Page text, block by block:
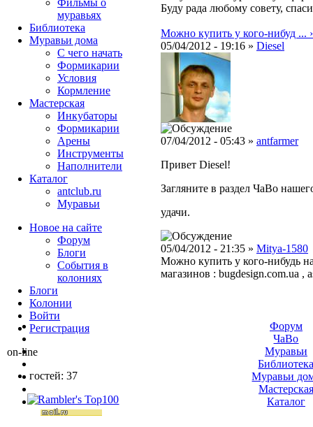
Буду рада любому совету,
Можно купить у кого-нибуд ... ›
05/04/2012 - 19:16 » Diesel
07/04/2012 - 05:43 » antfarmer
Привет Diesel!
Загляните в раздел ЧаВо
удачи.
05/04/2012 - 21:35 » Mitya-1580
Можно купить у кого-нибудь
магазинов : bugdesign.com.ua ,
Фильмы о
муравьях
Библиотека
Муравьи дома
С чего начать
Формикарии
Условия
Кормление
Мастерская
Инкубаторы
Формикарии
Арены
Инструменты
Наполнители
Каталог
antclub.ru
Муравьи
Новое на сайте
Форум
Блоги
События в
колониях
Блоги
Колонии
Войти
Peгиcтpaция
on-line
гостей: 37
Форум
ЧаВо
Муравьи
Муравьи
Мастерская
Каталог